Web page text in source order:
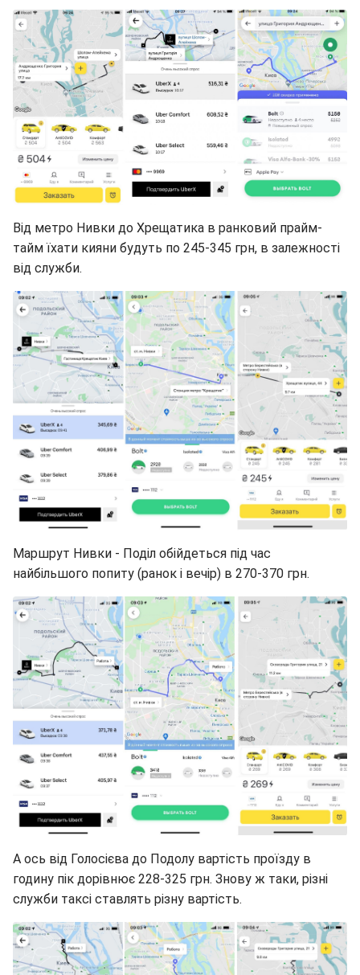
Від метро Нивки до Хрещатика в ранковий прайм-
тайм їхати кияни будуть по 245-345 грн, в залежності
від служби.
Маршрут Нивки - Поділ обійдеться під час
найбільшого попиту (ранок і вечір) в 270-370 грн.
А ось від Голосієва до Подолу вартість проїзду в
годину пік дорівнює 228-325 грн. Знову ж таки, різні
служби таксі ставлять різну вартість.